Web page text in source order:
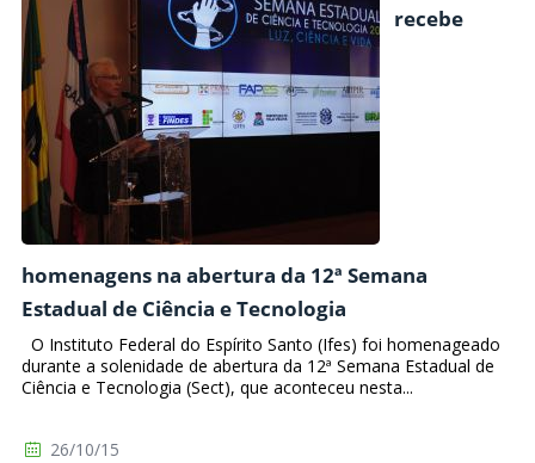
recebe
homenagens na abertura da 12ª Semana
Estadual de Ciência e Tecnologia
O Instituto Federal do Espírito Santo (Ifes) foi homenageado
durante a solenidade de abertura da 12ª Semana Estadual de
Ciência e Tecnologia (Sect), que aconteceu nesta...
26/10/15